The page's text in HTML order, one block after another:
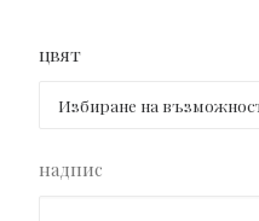
цвят
надпис